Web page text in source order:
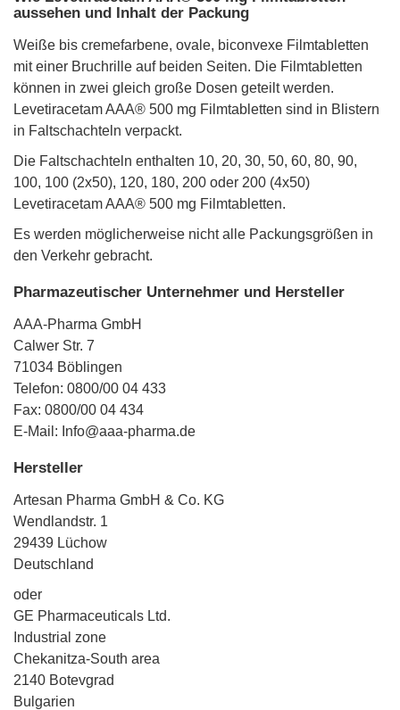
aussehen und Inhalt der Packung
Weiße bis cremefarbene, ovale, biconvexe Filmtabletten
mit einer Bruchrille auf beiden Seiten. Die Filmtabletten
können in zwei gleich große Dosen geteilt werden.
Levetiracetam AAA® 500 mg Filmtabletten sind in Blistern
in Faltschachteln verpackt.
Die Faltschachteln enthalten 10, 20, 30, 50, 60, 80, 90,
100, 100 (2x50), 120, 180, 200 oder 200 (4x50)
Levetiracetam AAA® 500 mg Filmtabletten.
Es werden möglicherweise nicht alle Packungsgrößen in
den Verkehr gebracht.
Pharmazeutischer Unternehmer und Hersteller
AAA-Pharma GmbH
Calwer Str. 7
71034 Böblingen
Telefon: 0800/00 04 433
Fax: 0800/00 04 434
E-Mail: Info@aaa-pharma.de
Hersteller
Artesan Pharma GmbH & Co. KG
Wendlandstr. 1
29439 Lüchow
Deutschland
oder
GE Pharmaceuticals Ltd.
Industrial zone
Chekanitza-South area
2140 Botevgrad
Bulgarien